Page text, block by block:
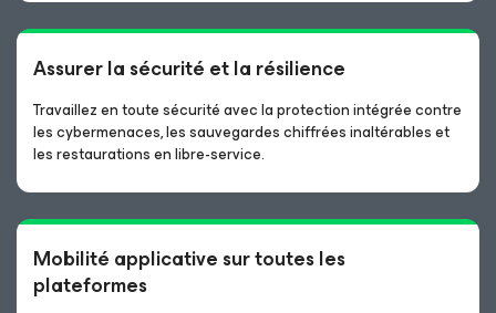
Assurer la sécurité et la résilience
Travaillez en toute sécurité avec la protection intégrée contre
les cybermenaces, les sauvegardes chiffrées inaltérables et
les restaurations en libre-service.
Mobilité applicative sur toutes les
plateformes